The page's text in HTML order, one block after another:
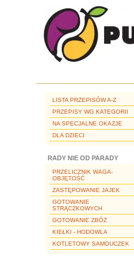
LISTA PRZEPISÓW A-Z
PRZEPISY WG KATEGORII
NA SPECJALNE OKAZJE
DLA DZIECI
RADY NIE OD PARADY
PRZELICZNIK WAGA-
OBJĘTOŚĆ
ZASTĘPOWANIE JAJEK
GOTOWANIE
STRĄCZKOWYCH
GOTOWANIE ZBÓŻ
KIEŁKI - HODOWLA
KOTLETOWY SAMOUCZEK